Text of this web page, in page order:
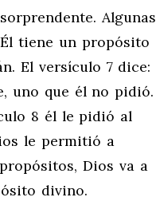
Algunas
tiene un propósito
El versículo 7 dice:
uno que él no pidió.
8 él le pidió al
le permitió a
Dios va a
divino.